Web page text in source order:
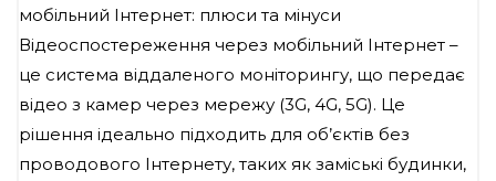
мобільний Інтернет: плюси та мінуси
Відеоспостереження через мобільний Інтернет –
це система віддаленого моніторингу, що передає
відео з камер через мережу (3G, 4G, 5G). Це
рішення ідеально підходить для об’єктів без
проводового Інтернету, таких як заміські будинки,